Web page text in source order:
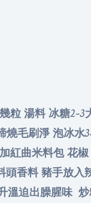
湯料 冰糖2-3
毛刷淨 泡冰
紅曲米料包 花
香料 豬手放入
溫迫出臊腥味